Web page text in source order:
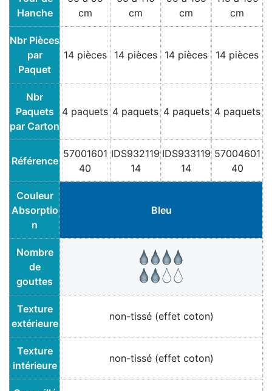
Hanche
cm
cm
cm
cm
Nbr Pièces
par
Paquet
14 pièces 14 pièces 14 pièces 14 pièces
Nbr
Paquets
par Carton
4 paquets 4 paquets 4 paquets 4 paquets
Référence
57001601
40
IDS932119
14
IDS933119
14
57004601
40
Couleur
Absorptio
n
Bleu
Nombre
de
gouttes
Texture
extérieure
non-tissé (effet coton)
Texture
intérieure
non-tissé (effet coton)